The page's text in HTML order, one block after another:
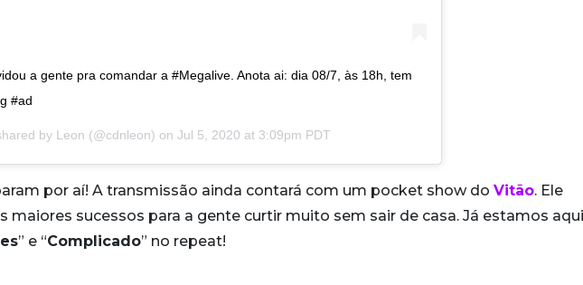
a gente pra comandar a #Megalive. Anota ai: dia 08/7, às 18h, tem
#ad
by Leon (@cdnleon) on Jul 5, 2020 at 3:09pm PDT
por aí! A transmissão ainda contará com um pocket show do Vitão. Ele
maiores sucessos para a gente curtir muito sem sair de casa. Já estamos aqui
” e “Complicado” no repeat!